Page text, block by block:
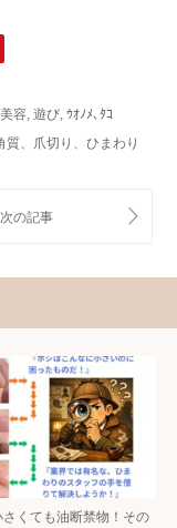
美容 遊び ｳｵﾉﾒ､ﾀｺ
、爪切り、ひまわり
さくても油断禁物！その